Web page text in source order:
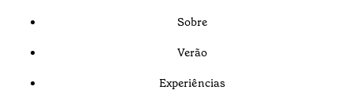
Sobre
Verão
Experiências